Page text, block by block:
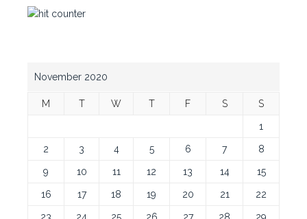
November 2020
M T W T F S S
1
2 3 4 5 6 7 8
9 10 11 12 13 14 15
16 17 18 19 20 21 22